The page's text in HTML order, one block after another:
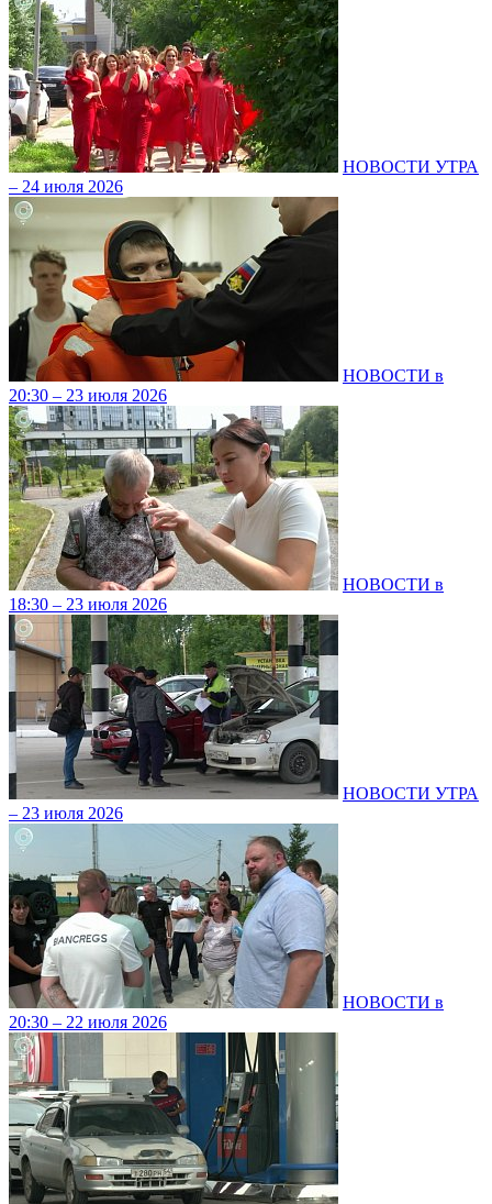
НОВОСТИ УТРА
– 24 июля 2026
НОВОСТИ в
20:30 – 23 июля 2026
НОВОСТИ в
18:30 – 23 июля 2026
НОВОСТИ УТРА
– 23 июля 2026
НОВОСТИ в
20:30 – 22 июля 2026